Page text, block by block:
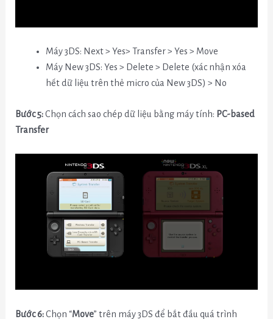
Máy 3DS: Next > Yes> Transfer > Yes > Move
Máy New 3DS: Yes > Delete > Delete (xác nhận xóa
hết dữ liệu trên thẻ micro của New 3DS) > No
Bước 5:Chọn cách sao chép dữ liệu bằng máy tính: PC-based
Transfer
Bước 6:Chọn “Move” trên máy 3DS để bắt đầu quá trình